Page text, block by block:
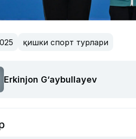
қишки спорт турлари
Erkinjon G‘aybullayev